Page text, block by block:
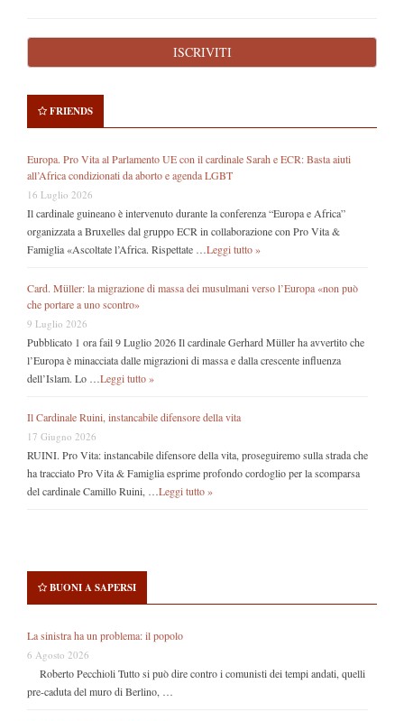
FRIENDS
Europa. Pro Vita al Parlamento UE con il cardinale Sarah e ECR: Basta aiuti
all’Africa condizionati da aborto e agenda LGBT
16 Luglio 2026
Il cardinale guineano è intervenuto durante la conferenza “Europa e Africa”
organizzata a Bruxelles dal gruppo ECR in collaborazione con Pro Vita &
Famiglia «Ascoltate l’Africa. Rispettate … Leggi tutto »
Card. Müller: la migrazione di massa dei musulmani verso l’Europa «non può
che portare a uno scontro»
9 Luglio 2026
Pubblicato 1 ora fail 9 Luglio 2026 Il cardinale Gerhard Müller ha avvertito che
l’Europa è minacciata dalle migrazioni di massa e dalla crescente influenza
dell’Islam. Lo … Leggi tutto »
Il Cardinale Ruini, instancabile difensore della vita
17 Giugno 2026
RUINI. Pro Vita: instancabile difensore della vita, proseguiremo sulla strada che
ha tracciato Pro Vita & Famiglia esprime profondo cordoglio per la scomparsa
del cardinale Camillo Ruini, … Leggi tutto »
BUONI A SAPERSI
La sinistra ha un problema: il popolo
6 Agosto 2026
Roberto Pecchioli Tutto si può dire contro i comunisti dei tempi andati, quelli
pre-caduta del muro di Berlino, …